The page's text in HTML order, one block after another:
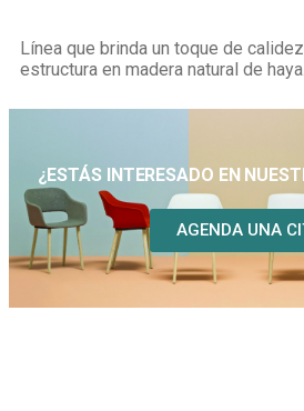
Línea que brinda un toque de
estructura en madera natural de haya.
¿ESTÁS INTERESADO EN
AGENDA UNA